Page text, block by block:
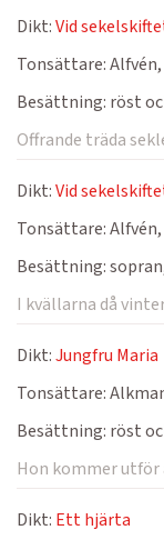
Dikt:Vid
Tonsättare:
Besättning: röst
Offrande träda
Dikt:Vid
Tonsättare:
Besättning:
I kvällarna då
Dikt:Jungfru Maria
Tonsättare:
Besättning: röst
Hon kommer utför
Dikt: Ett hjärta